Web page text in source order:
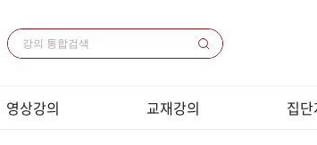
영상강의 교재강의 집